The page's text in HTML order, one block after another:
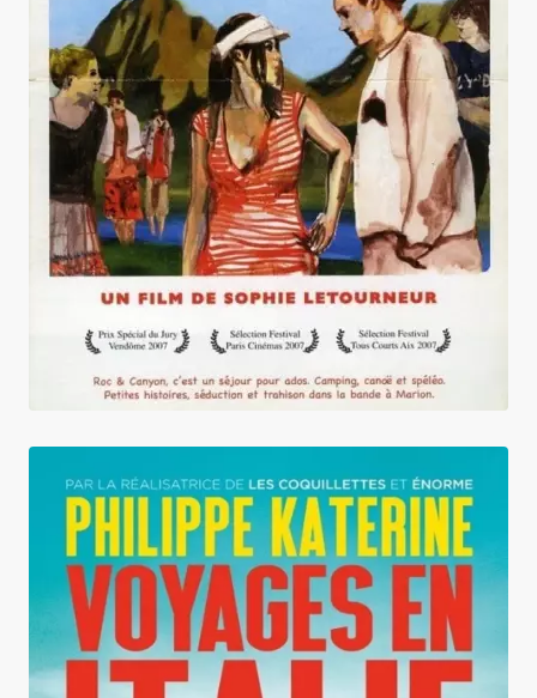
Roc et Canyon + La Tête dans le vide